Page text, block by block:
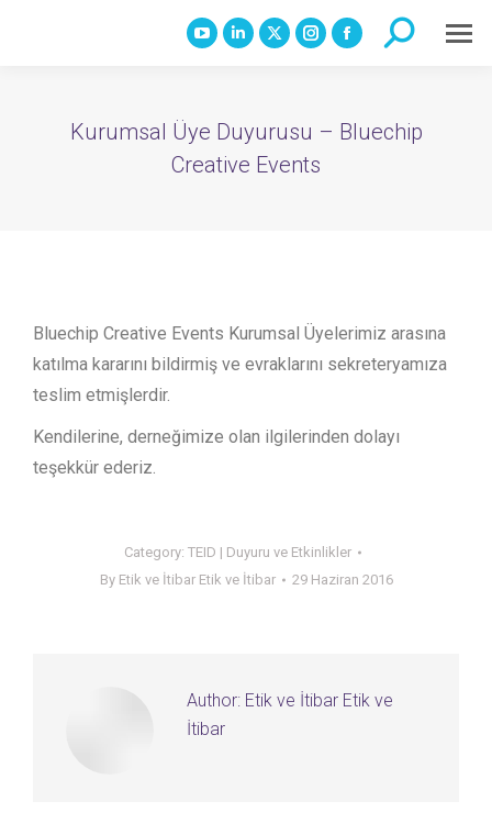
YouTube
in
new
Linkedin
in
new
X
in
new
Instagram
in
new
Facebook
in
Search:
Kurumsal Üye Duyurusu – Bluechip
Creative Events
Bluechip Creative Events Kurumsal Üyelerimiz arasına
katılma kararını bildirmiş ve evraklarını sekreteryamıza
teslim etmişlerdir.
Kendilerine, derneğimize olan ilgilerinden dolayı
teşekkür ederiz.
Category: TEID | Duyuru ve Etkinlikler
By Etik ve İtibar Etik ve İtibar 29 Haziran 2016
Author: Etik ve İtibar Etik ve
İtibar